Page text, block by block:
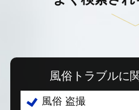
風俗トラブルに
風俗 盗撮